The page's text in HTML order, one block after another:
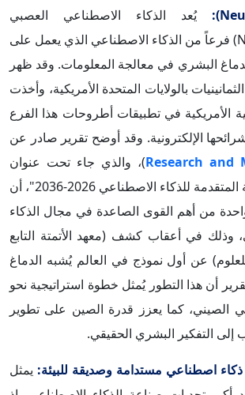
يُعد الذكاء الاصطناعي العصبي
(Neuromorphic AI) فرعاً من الذكاء الاصطناعي الذي يعمل على
البشري في معالجة المعلومات. وقد ظهر
بالولايات المتحدة الأمريكية، وأخذت
الأمريكية في تطبيقات أطروحات هذا الفرع
الإلكترونية. وقد أوضح تقرير صادر عن
Research and)، والذي جاء تحت عنوان
"التقنيات الإلكترونية المتقدمة للذكاء الاصطناعي 2026-2036"، أن
من أهم القوى الصاعدة في مجال الذكاء
وذلك في أعقاب كشف (معهد الأتمتة التابع
للعلوم) عن أول نموذج في العالم يُشبه الدماغ
أن هذا التطور يُمثل خطوة استراتيجية نحو
الصيني، كما يعزز قدرة الصين على تطوير
التفكير البشري الحقيقي.
يمثل